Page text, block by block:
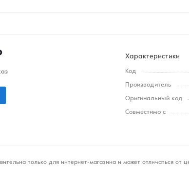
Характеристики
Код
Производитель
Оригинальный код
Совместимо с
только для интернет-магазина и может отличаться от